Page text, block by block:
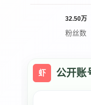
32.50万
粉丝数
虾 公开账